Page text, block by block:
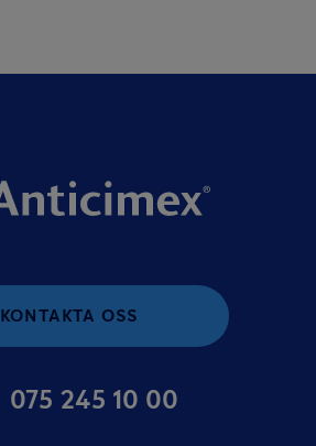
KONTAKTA OSS
075 245 10 00